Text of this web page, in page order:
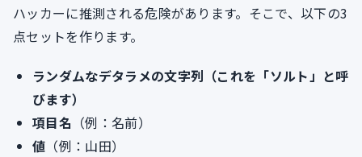
ハッカーに推測される危険があります。そこで、以下の3
点セットを作ります。
ランダムなデタラメの文字列（これを「ソルト」と呼
びます）
項目名 （例：名前）
値 （例：山田）